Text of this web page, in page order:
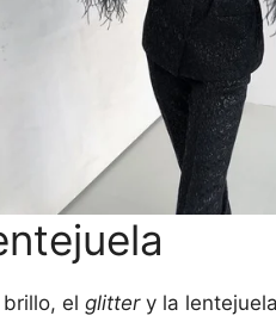
el glittery la